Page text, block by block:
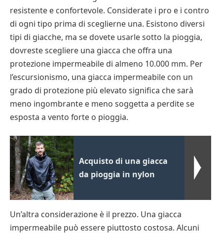
resistente e confortevole. Considerate i pro e i contro
di ogni tipo prima di sceglierne una. Esistono diversi
tipi di giacche, ma se dovete usarle sotto la pioggia,
dovreste scegliere una giacca che offra una
protezione impermeabile di almeno 10.000 mm. Per
l’escursionismo, una giacca impermeabile con un
grado di protezione più elevato significa che sarà
meno ingombrante e meno soggetta a perdite se
esposta a vento forte o pioggia.
Acquisto di una giacca
da pioggia in nylon
Un’altra considerazione è il prezzo. Una giacca
impermeabile può essere piuttosto costosa. Alcuni